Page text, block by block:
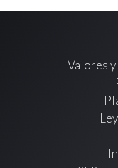
Valores